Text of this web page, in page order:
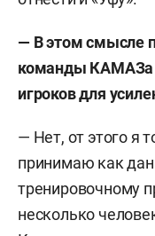
— В этом смысле
команды КАМАЗа
игроков для
— Нет, от этого я
принимаю как
тренировочному
несколько